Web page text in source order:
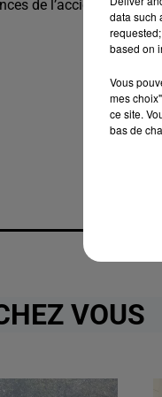
de l’accident ne
VOUS
data such
based on
Vous
mes
ce site.
bas de